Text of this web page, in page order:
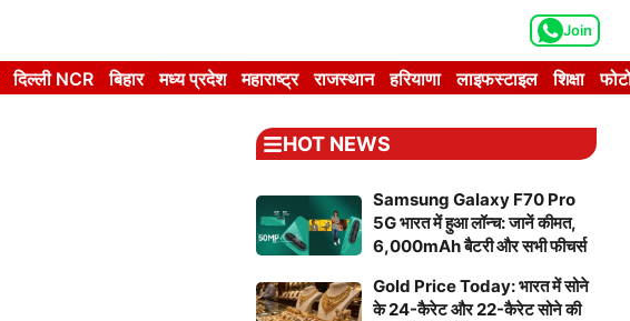
Join
दिल्ली NCR बिहार मध्य प्रदेश महाराष्ट्र राजस्थान हरियाणा लाइफस्टाइल शिक्षा
HOT NEWS
Samsung Galaxy F70 Pro
5G भारत में हुआ लॉन्च: जानें कीमत,
6,000mAh बैटरी और सभी फीचर्स
Gold Price Today: भारत में सोने
के 24-कैरेट और 22-कैरेट सोने की